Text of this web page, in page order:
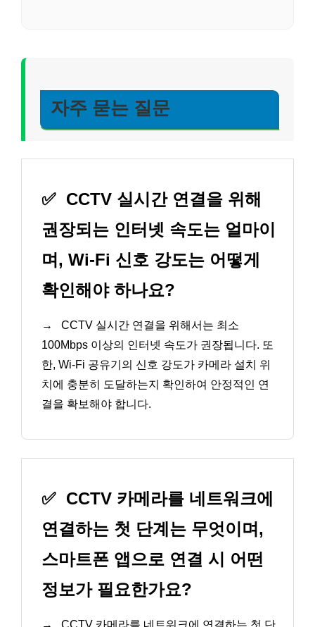
자주 묻는 질문
✅ CCTV 실시간 연결을 위해
권장되는 인터넷 속도는 얼마이
며, Wi-Fi 신호 강도는 어떻게
확인해야 하나요?
→
CCTV 실시간 연결을 위해서는 최소
100Mbps 이상의 인터넷 속도가 권장됩니다. 또
한, Wi-Fi 공유기의 신호 강도가 카메라 설치 위
치에 충분히 도달하는지 확인하여 안정적인 연
결을 확보해야 합니다.
✅ CCTV 카메라를 네트워크에
연결하는 첫 단계는 무엇이며,
스마트폰 앱으로 연결 시 어떤
정보가 필요한가요?
→
CCTV 카메라를 네트워크에 연결하는 첫 단